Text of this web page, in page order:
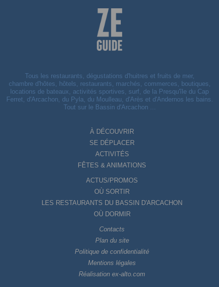
Tous les restaurants, dégustations d'huitres et fruits de mer,
chambre d'hôtes, hôtels, restaurants, marchés, commerces, boutiques,
locations de bateaux, activités sportives, surf, de la Presqu'île du Cap
Ferret, d'Arcachon, du Pyla, du Moulleau, d'Arès et d'Andernos les bains.
Tout sur le Bassin d'Arcachon ...
À DÉCOUVRIR
SE DÉPLACER
ACTIVITÉS
FÊTES & ANIMATIONS
ACTUS/PROMOS
OÙ SORTIR
LES RESTAURANTS DU BASSIN D'ARCACHON
OÙ DORMIR
Contacts
Plan du site
Politique de confidentialité
Mentions légales
Réalisation ex-alto.com